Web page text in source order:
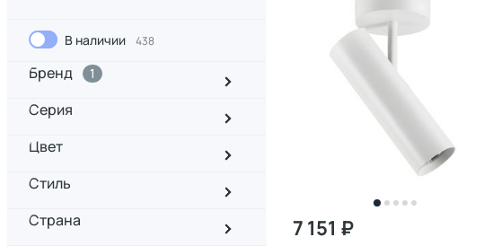
В наличии 438
Бренд 1
Серия
Цвет
Стиль
Страна
7 151 ₽